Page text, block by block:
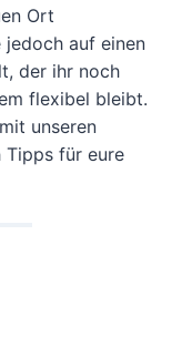
Ort
auf einen
der ihr noch
flexibel bleibt.
unseren
Tipps für eure